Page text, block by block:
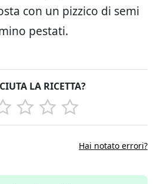
con un pizzico di semi
pestati.
LA RICETTA?
Hai notato errori?